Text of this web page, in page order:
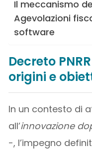
Il meccanismo
Agevolazioni
software
Decreto
origini e
In un contesto di
all’innovazione
-, l’impegno